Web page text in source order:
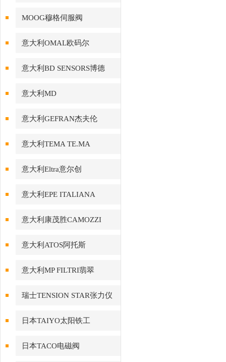
MOOG穆格伺服阀
意大利OMAL欧码尔
意大利BD SENSORS博德
意大利MD
意大利GEFRAN杰夫伦
意大利TEMA TE.MA
意大利Eltra意尔创
意大利EPE ITALIANA
意大利康茂胜CAMOZZI
意大利ATOS阿托斯
意大利MP FILTRI翡翠
瑞士TENSION STAR张力仪
日本TAIYO太阳铁工
日本TACO电磁阀